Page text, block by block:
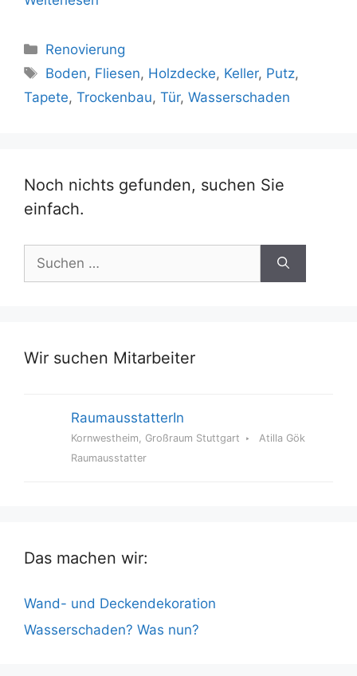
Kategorien
Renovierung
Schlagwörter
Boden, Fliesen, Holzdecke, Keller, Putz,
Tapete, Trockenbau, Tür, Wasserschaden
Noch nichts gefunden, suchen Sie
einfach.
nach:
Wir suchen Mitarbeiter
RaumausstatterIn
Kornwestheim, Großraum Stuttgart
Atilla Gök
Raumausstatter
Das machen wir:
Wand- und Deckendekoration
Wasserschaden? Was nun?